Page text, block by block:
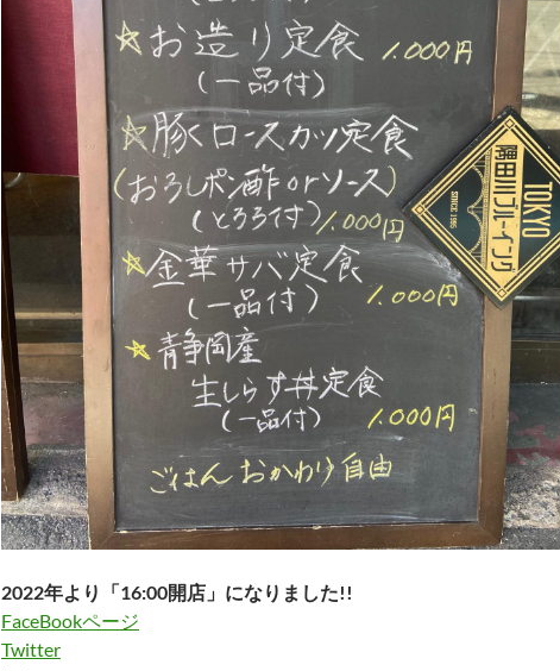
2022年より「16:00開店」になりました!!
FaceBookページ
Twitter